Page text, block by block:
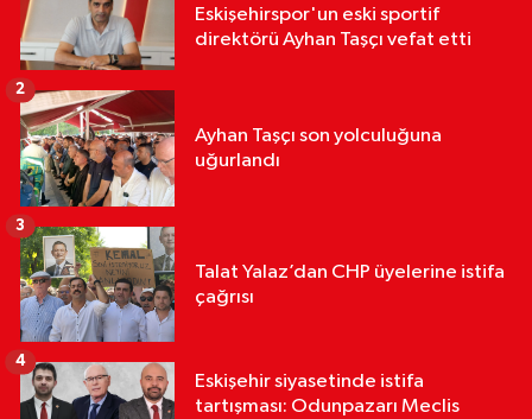
Eskişehirspor'un eski sportif
direktörü Ayhan Taşçı vefat etti
Ayhan Taşçı son yolculuğuna
uğurlandı
2
Talat Yalaz’dan CHP üyelerine istifa
çağrısı
3
Eskişehir siyasetinde istifa
tartışması: Odunpazarı Meclis
4